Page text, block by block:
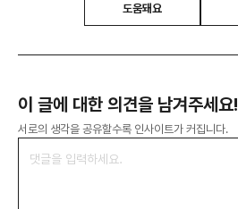
도움돼요
이 글에 대한 의견을 남겨주세요!
서로의 생각을 공유할수록 인사이트가 커집니다.